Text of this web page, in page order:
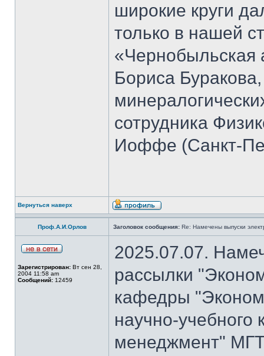
широкие круги
только в нашей
«Чернобыльская
Бориса
сотрудника
Иоффе (Санкт-
Вернуться наверх
Проф.А.И.Орлов Заголовок сообщения: Re: Намечены выпуски
Зарегистрирован: Вт сен 28,
2004 11:58 am
Сообщений: 12459
2025.07.07.
рассылки
кафедры
научно-
менеджмент"